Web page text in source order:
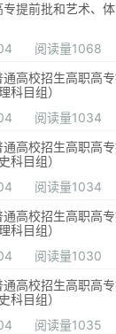
提前批和艺术、
阅读量1068
高校招生高职高
科目组）
阅读量1034
高校招生高职高
科目组）
阅读量1034
高校招生高职高
科目组）
阅读量1030
高校招生高职高
科目组）
阅读量1035